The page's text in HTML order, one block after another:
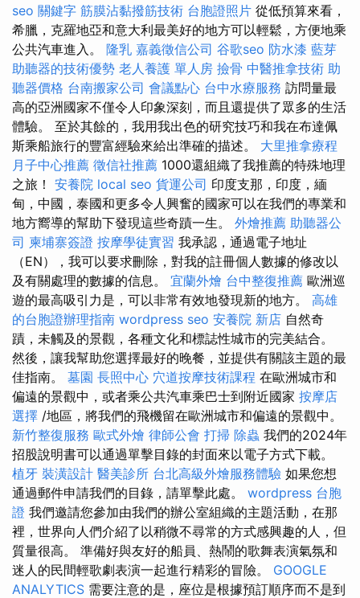
seo 關鍵字 筋膜沾黏撥筋技術 台胞證照片 從低預算來看，
希臘，克羅地亞和意大利最美好的地方可以輕鬆，方便地乘
公共汽車進入。 隆乳 嘉義徵信公司 谷歌seo 防水漆 藍芽
助聽器的技術優勢 老人養護 單人房 撿骨 中醫推拿技術 助
聽器價格 台南搬家公司 會議點心 台中水療服務 訪問量最
高的亞洲國家不僅令人印象深刻，而且還提供了眾多的生活
體驗。 至於其餘的，我用我出色的研究技巧和我在布達佩
斯乘船旅行的豐富經驗來給出準確的描述。 大里推拿療程
月子中心推薦 徵信社推薦 1000還組織了我推薦的特殊地理
之旅！ 安養院 local seo 貨運公司 印度支那，印度，緬
甸，中國，泰國和更多令人興奮的國家可以在我們的專業和
地方嚮導的幫助下發現這些奇蹟一生。 外燴推薦 助聽器公
司 柬埔寨簽證 按摩學徒實習 我承認，通過電子地址
（EN），我可以要求刪除，對我的註冊個人數據的修改以
及有關處理的數據的信息。 宜蘭外燴 台中整復推薦 歐洲巡
遊的最高吸引力是，可以非常有效地發現新的地方。 高雄
的台胞證辦理指南 wordpress seo 安養院 新店 自然奇
蹟，未觸及的景觀，各種文化和標誌性城市的完美結合。
然後，讓我幫助您選擇最好的晚餐，並提供有關該主題的最
佳指南。 墓園 長照中心 穴道按摩技術課程 在歐洲城市和
偏遠的景觀中，或者乘公共汽車乘巴士到附近國家 按摩店
選擇 /地區，將我們的飛機留在歐洲城市和偏遠的景觀中。
新竹整復服務 歐式外燴 律師公會 打掃 除蟲 我們的2024年
招股說明書可以通過單擊目錄的封面來以電子方式下載。
植牙 裝潢設計 醫美診所 台北高級外燴服務體驗 如果您想
通過郵件申請我們的目錄，請單擊此處。 wordpress 台胞
證 我們邀請您參加由我們的辦公室組織的主題活動，在那
裡，世界向人們介紹了以稍微不尋常的方式感興趣的人，但
質量很高。 準備好與友好的船員、熱鬧的歌舞表演氣氛和
迷人的民間輕歌劇表演一起進行精彩的冒險。 GOOGLE
ANALYTICS 需要注意的是，座位是根據預訂順序而不是到